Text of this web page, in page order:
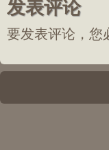
发表评论
要发表评论，您